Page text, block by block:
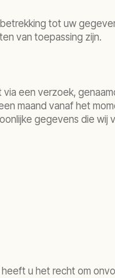
tot uw
van toepassing zijn.
een verzoek,
maand vanaf het
gegevens die wij
u het recht om